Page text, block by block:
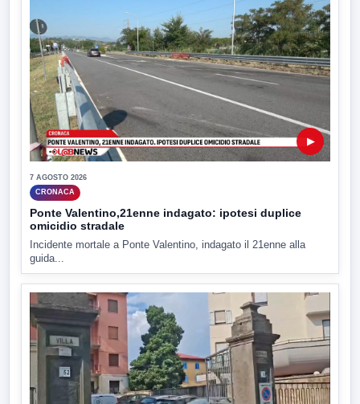
▶
7 AGOSTO 2026
CRONACA
Ponte Valentino,21enne indagato: ipotesi duplice
omicidio stradale
Incidente mortale a Ponte Valentino, indagato il 21enne alla
guida...